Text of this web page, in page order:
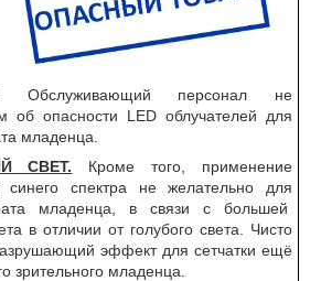
Обслуживающий персонал не
об опасности LED облучателей для
младенца.
СВЕТ. Кроме того, применение
синего спектра не желательно для
младенца, в связи с большей
в отличии от голубого света. Чисто
эффект для сетчатки ещё
зрительного младенца.